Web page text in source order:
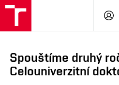
Spouštíme druhý
Celouniverzitní